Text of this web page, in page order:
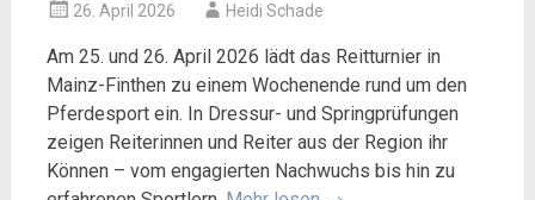
26. April 2026 Heidi Schade
Am 25. und 26. April 2026 lädt das Reitturnier in
Mainz-Finthen zu einem Wochenende rund um den
Pferdesport ein. In Dressur- und Springprüfungen
zeigen Reiterinnen und Reiter aus der Region ihr
Können – vom engagierten Nachwuchs bis hin zu